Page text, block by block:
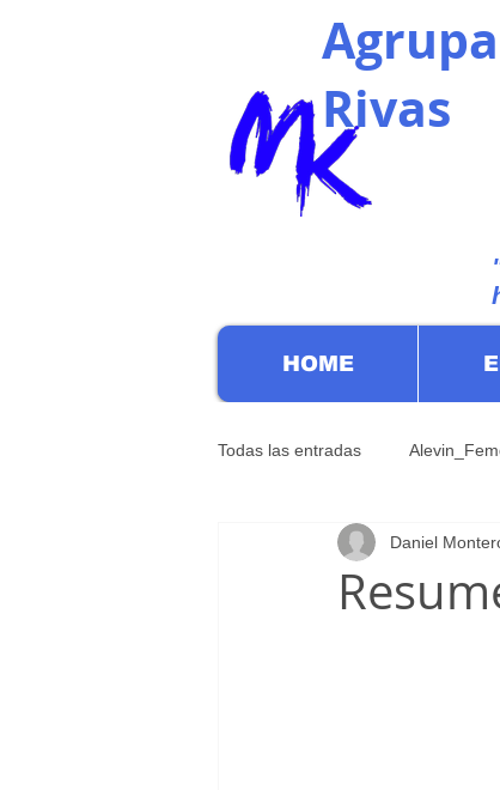
Rivas
HOME
Todas las entradas
Infantil_FemeninoDaniel